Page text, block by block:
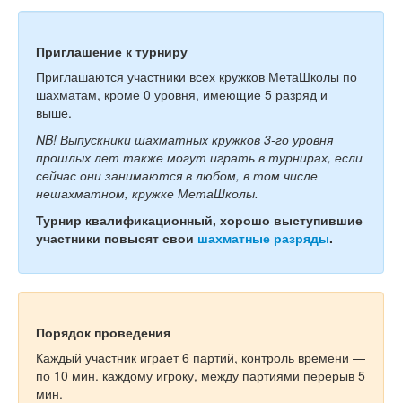
Приглашение к турниру
Приглашаются участники всех кружков МетаШколы по
шахматам, кроме 0 уровня, имеющие 5 разряд и
выше.
NB! Выпускники шахматных кружков 3-го уровня
прошлых лет также могут играть в турнирах, если
сейчас они занимаются в любом, в том числе
нешахматном, кружке МетаШколы.
Турнир квалификационный, хорошо выступившие
участники повысят свои шахматные разряды.
Порядок проведения
Каждый участник играет 6 партий, контроль времени —
по 10 мин. каждому игроку, между партиями перерыв 5
мин.